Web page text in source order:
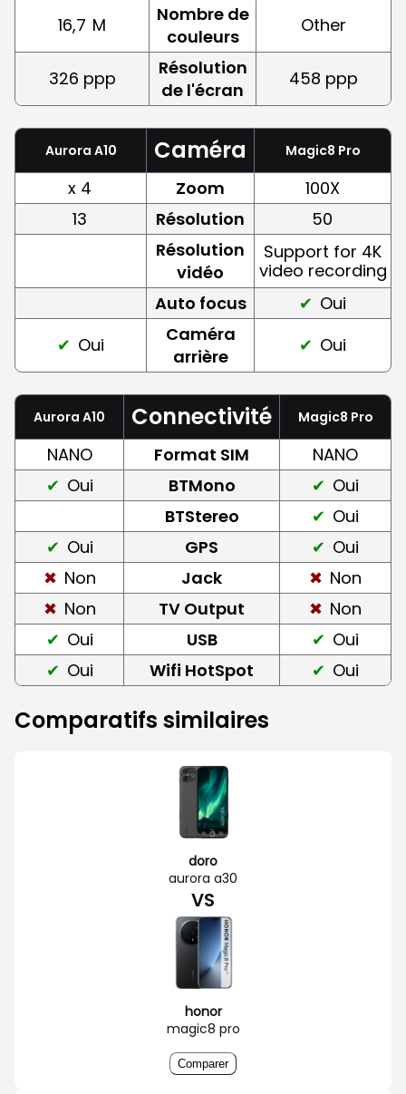
16,7 M
Nombre de
couleurs
Other
326 ppp
Résolution
de l'écran
458 ppp
Aurora A10 Caméra Magic8 Pro
x 4 Zoom
100X
13
Résolution
50
Résolution
vidéo
Support for 4K
video recording
Auto focus
Oui
Oui
Caméra
arrière
Oui
Aurora A10 Connectivité Magic8 Pro
NANO Format SIM
NANO
Oui
BTMono
Oui
BTStereo
Oui
Oui
GPS
Oui
Non
Jack
Non
Non
TV Output
Non
Oui
USB
Oui
Oui
Wifi HotSpot Oui
Comparatifs similaires
doro
aurora a30
VS
honor
magic8 pro
Comparer